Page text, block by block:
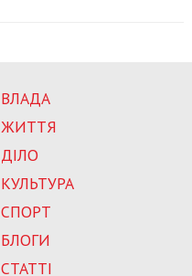
ВЛАДА
ЖИТТЯ
ДІЛО
КУЛЬТУРА
СПОРТ
БЛОГИ
СТАТТІ